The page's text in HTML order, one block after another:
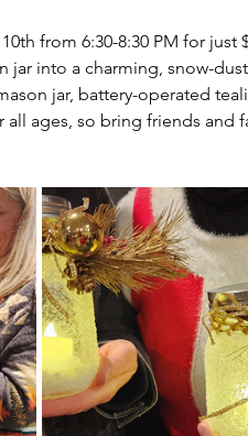
from 6:30-8:30 PM for just
jar into a charming, snow-
jar, battery-operated
ages, so bring friends and